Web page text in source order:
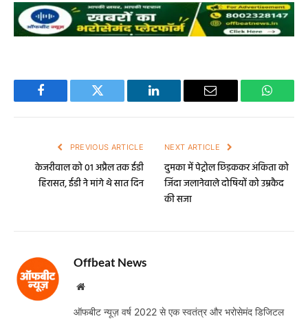
Facebook Twitter LinkedIn Email
PREVIOUS ARTICLE
केजरीवाल को 01 अप्रैल तक ईडी
हिरासत, ईडी ने मांगे थे सात दिन
NEXT ARTICLE
दुमका में पेट्रोल छिड़ककर अंकिता को
जिंदा जलानेवाले दोषियों को उम्रकैद
की सजा
Offbeat News
Website
ऑफबीट न्यूज़ वर्ष 2022 से एक स्वतंत्र और भरोसेमंद डिजिटल